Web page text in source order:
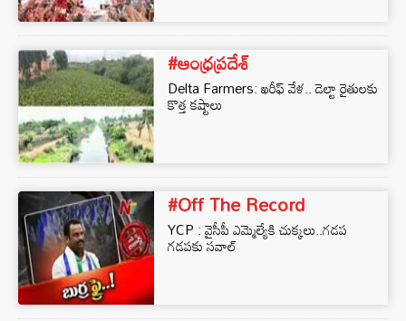
#ఆంధ్రప్రదేశ్
Delta Farmers: ఖరీఫ్ వేళ.. డెల్టా రైతులకు
కొత్త కష్టాలు
#Off The Record
YCP : వైసీపీ ఎమ్మెల్యేకి చుక్కలు..గడప
గడపకు సవాల్